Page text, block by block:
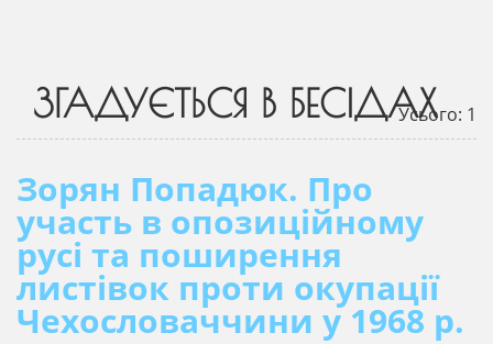
ЗГАДУЄТЬСЯ В БЕСІДАХУсього: 1
Зорян Попадюк. Про
участь в опозиційному
русі та поширення
листівок проти окупації
Чехословаччини у 1968 р.